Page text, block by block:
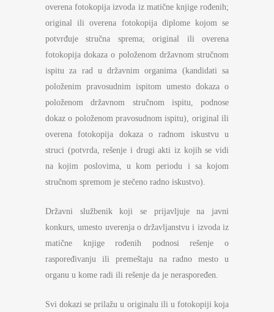
overena fotokopija izvoda iz matične knjige rođenih;
original ili overena fotokopija diplome kojom se
potvrđuje stručna sprema; original ili overena
fotokopija dokaza o položenom državnom stručnom
ispitu za rad u državnim organima (kandidati sa
položenim pravosudnim ispitom umesto dokaza o
položenom državnom stručnom ispitu, podnose
dokaz o položenom pravosudnom ispitu), original ili
overena fotokopija dokaza o radnom iskustvu u
struci (potvrda, rešenje i drugi akti iz kojih se vidi
na kojim poslovima, u kom periodu i sa kojom
stručnom spremom je stečeno radno iskustvo).
Državni službenik koji se prijavljuje na javni
konkurs, umesto uverenja o državljanstvu i izvoda iz
matične knjige rođenih podnosi rešenje o
raspoređivanju ili premeštaju na radno mesto u
organu u kome radi ili rešenje da je neraspoređen.
Svi dokazi se prilažu u originalu ili u fotokopiji koja